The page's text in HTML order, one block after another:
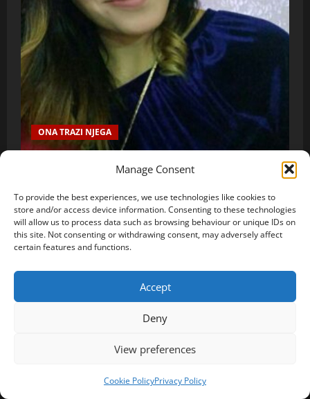
Manage Consent
To provide the best experiences, we use technologies like cookies to
store and/or access device information. Consenting to these technologies
will allow us to process data such as browsing behaviour or unique IDs on
this site. Not consenting or withdrawing consent, may adversely affect
certain features and functions.
Accept
Deny
View preferences
Cookie PolicyPrivacy Policy
ONA TRAZI NJEGA
Darija, 41, Mostar: „Nisam izgubila vjeru u ljubav,
osjetiti“
spojljubavni@gmail.com 8 Augusta, 2026 0